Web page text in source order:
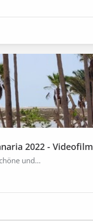
2022 - Videofilm
und…